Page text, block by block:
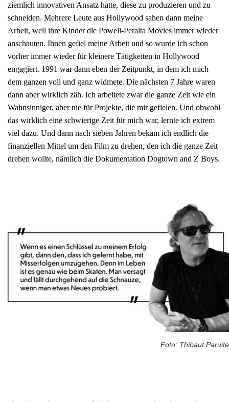
ziemlich innovativen Ansatz hatte, diese zu produzieren und zu
schneiden. Mehrere Leute aus Hollywood sahen dann meine
Arbeit, weil ihre Kinder die Powell-Peralta Movies immer wieder
anschauten. Ihnen gefiel meine Arbeit und so wurde ich schon
vorher immer wieder für kleinere Tätigkeiten in Hollywood
engagiert. 1991 war dann eben der Zeitpunkt, in dem ich mich
dem ganzen voll und ganz widmete. Die nächsten 7 Jahre waren
dann aber wirklich zäh. Ich arbeitete zwar die ganze Zeit wie ein
Wahnsinniger, aber nie für Projekte, die mir gefielen. Und obwohl
das wirklich eine schwierige Zeit für mich war, lernte ich extrem
viel dazu. Und dann nach sieben Jahren bekam ich endlich die
finanziellen Mittel um den Film zu drehen, den ich die ganze Zeit
drehen wollte, nämlich die Dokumentation Dogtown and Z Boys.
Foto: Thibaut Paruite